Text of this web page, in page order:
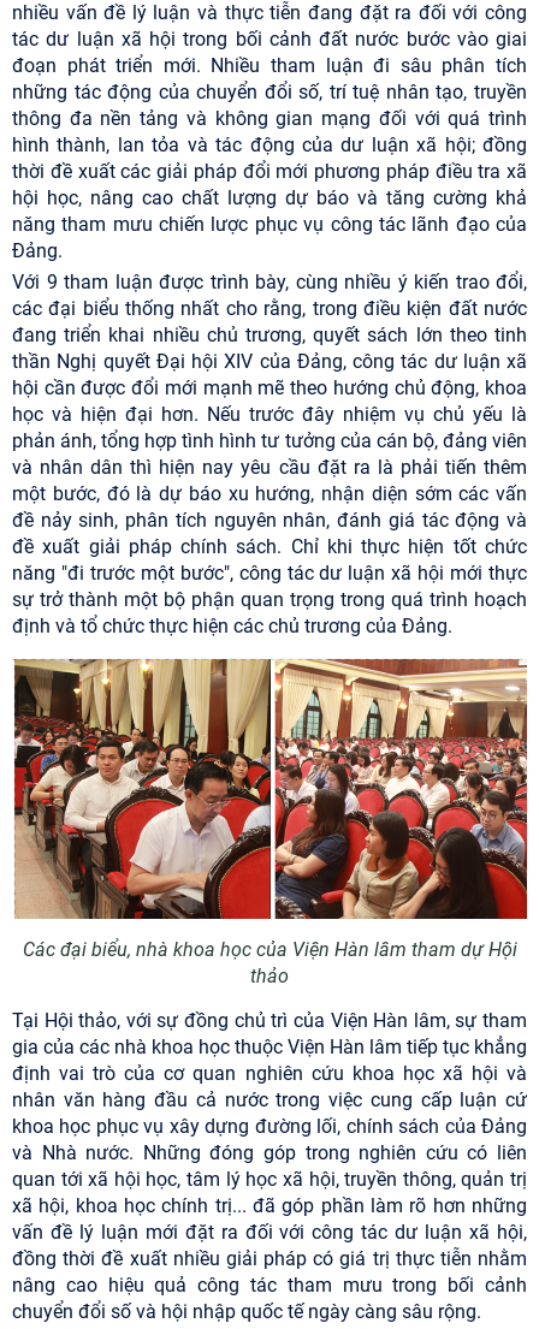
nhiều vấn đề lý luận và thực tiễn đang đặt ra đối với công
tác dư luận xã hội trong bối cảnh đất nước bước vào giai
đoạn phát triển mới. Nhiều tham luận đi sâu phân tích
những tác động của chuyển đổi số, trí tuệ nhân tạo, truyền
thông đa nền tảng và không gian mạng đối với quá trình
hình thành, lan tỏa và tác động của dư luận xã hội; đồng
thời đề xuất các giải pháp đổi mới phương pháp điều tra xã
hội học, nâng cao chất lượng dự báo và tăng cường khả
năng tham mưu chiến lược phục vụ công tác lãnh đạo của
Đảng.
Với 9 tham luận được trình bày, cùng nhiều ý kiến trao đổi,
các đại biểu thống nhất cho rằng, trong điều kiện đất nước
đang triển khai nhiều chủ trương, quyết sách lớn theo tinh
thần Nghị quyết Đại hội XIV của Đảng, công tác dư luận xã
hội cần được đổi mới mạnh mẽ theo hướng chủ động, khoa
học và hiện đại hơn. Nếu trước đây nhiệm vụ chủ yếu là
phản ánh, tổng hợp tình hình tư tưởng của cán bộ, đảng viên
và nhân dân thì hiện nay yêu cầu đặt ra là phải tiến thêm
một bước, đó là dự báo xu hướng, nhận diện sớm các vấn
đề nảy sinh, phân tích nguyên nhân, đánh giá tác động và
đề xuất giải pháp chính sách. Chỉ khi thực hiện tốt chức
năng "đi trước một bước", công tác dư luận xã hội mới thực
sự trở thành một bộ phận quan trọng trong quá trình hoạch
định và tổ chức thực hiện các chủ trương của Đảng.
Các đại biểu, nhà khoa học của Viện Hàn lâm tham dự Hội
thảo
Tại Hội thảo, với sự đồng chủ trì của Viện Hàn lâm, sự tham
gia của các nhà khoa học thuộc Viện Hàn lâm tiếp tục khẳng
định vai trò của cơ quan nghiên cứu khoa học xã hội và
nhân văn hàng đầu cả nước trong việc cung cấp luận cứ
khoa học phục vụ xây dựng đường lối, chính sách của Đảng
và Nhà nước. Những đóng góp trong nghiên cứu có liên
quan tới xã hội học, tâm lý học xã hội, truyền thông, quản trị
xã hội, khoa học chính trị... đã góp phần làm rõ hơn những
vấn đề lý luận mới đặt ra đối với công tác dư luận xã hội,
đồng thời đề xuất nhiều giải pháp có giá trị thực tiễn nhằm
nâng cao hiệu quả công tác tham mưu trong bối cảnh
chuyển đổi số và hội nhập quốc tế ngày càng sâu rộng.